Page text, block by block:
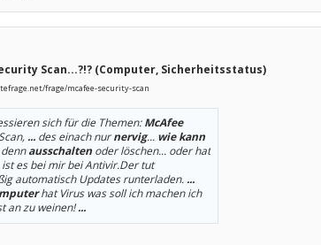
Scan...?!? (Computer, Sicherheitsstatus)
frage/mcafee-security-scan
sich für die Themen:McAfee
...des einach nurnervig... wie kann
ausschaltenoder löschen... oder hat
es bei mir bei Antivir.Der tut
automatisch Updates runterladen. ...
hat Virus was soll ich machen ich
an zu weinen!...